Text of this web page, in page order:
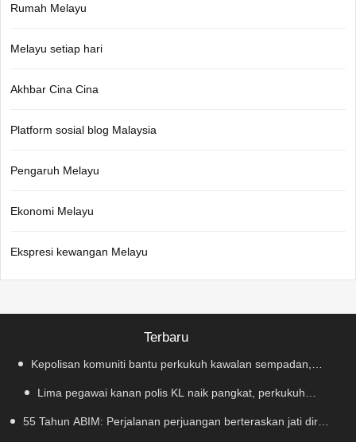
Rumah Melayu
Melayu setiap hari
Akhbar Cina Cina
Platform sosial blog Malaysia
Pengaruh Melayu
Ekonomi Melayu
Ekspresi kewangan Melayu
Terbaru
Kepolisan komuniti bantu perkukuh kawalan sempadan,
kekang penyeludupan
Lima pegawai kanan polis KL naik pangkat, perkukuh
kepimpinan pasukan
55 Tahun ABIM: Perjalanan perjuangan berteraskan jati diri